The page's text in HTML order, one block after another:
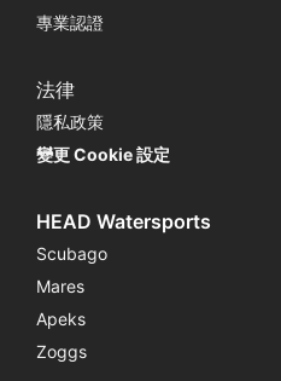
專業認證
法律
隱私政策
變更 Cookie 設定
HEAD Watersports
Scubago
Mares
Apeks
Zoggs